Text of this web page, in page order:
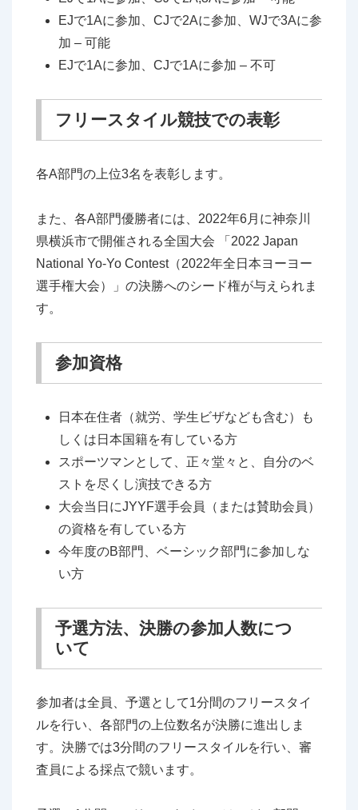
EJで1Aに参加、CJで2Aに参加、WJで3Aに参
加 – 可能
EJで1Aに参加、CJで1Aに参加 – 不可
フリースタイル競技での表彰
各A部門の上位3名を表彰します。
また、各A部門優勝者には、2022年6月に神奈川
県横浜市で開催される全国大会 「2022 Japan
National Yo-Yo Contest（2022年全日本ヨーヨー
選手権大会）」の決勝へのシード権が与えられま
す。
参加資格
日本在住者（就労、学生ビザなども含む）も
しくは日本国籍を有している方
スポーツマンとして、正々堂々と、自分のベ
ストを尽くし演技できる方
大会当日にJYYF選手会員（または賛助会員）
の資格を有している方
今年度のB部門、ベーシック部門に参加しな
い方
予選方法、決勝の参加人数につ
いて
参加者は全員、予選として1分間のフリースタイ
ルを行い、各部門の上位数名が決勝に進出しま
す。決勝では3分間のフリースタイルを行い、審
査員による採点で競います。